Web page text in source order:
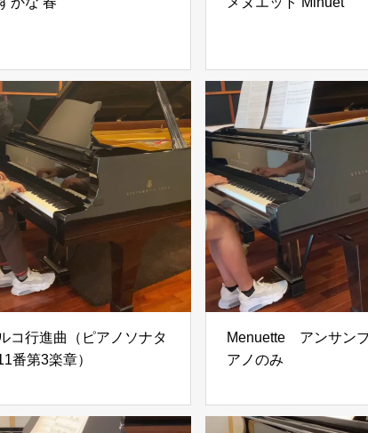
コ行進曲（ピアノソナタ
番第3楽章）
Menuette アンサン
アノのみ